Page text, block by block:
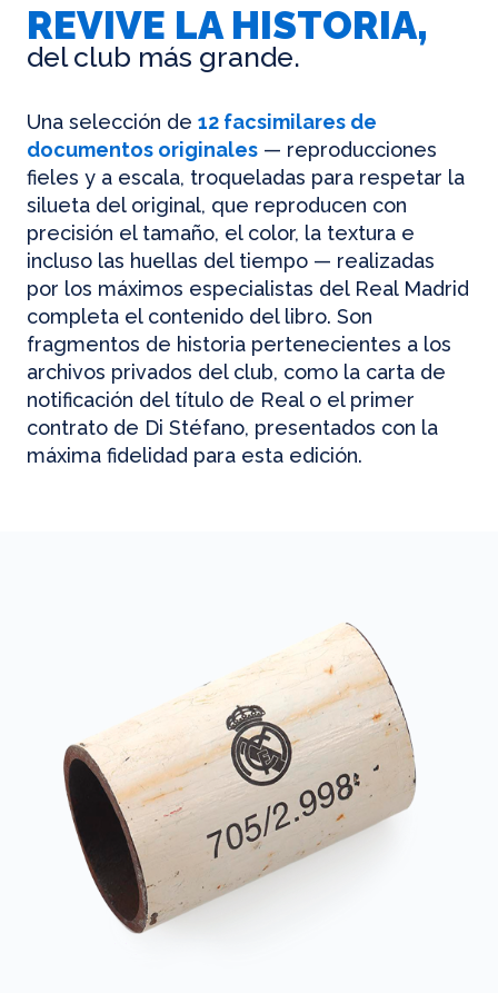
REVIVE LA HISTORIA,
del club más grande.
Una selección de 12 facsimilares de
documentos originales — reproducciones
fieles y a escala, troqueladas para respetar la
silueta del original, que reproducen con
precisión el tamaño, el color, la textura e
incluso las huellas del tiempo — realizadas
por los máximos especialistas del Real Madrid
completa el contenido del libro. Son
fragmentos de historia pertenecientes a los
archivos privados del club, como la carta de
notificación del título de Real o el primer
contrato de Di Stéfano, presentados con la
máxima fidelidad para esta edición.